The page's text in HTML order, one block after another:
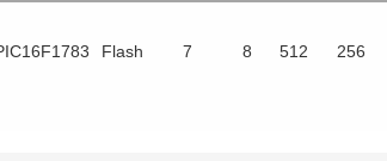
Flash 7 8 512 256